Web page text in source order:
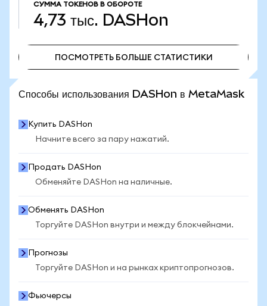
СУММА ТОКЕНОВ В ОБОРОТЕ
4,73 тыс. DASHon
ПОСМОТРЕТЬ БОЛЬШЕ СТАТИСТИКИ
Способы использования DASHon в MetaMask
Купить DASHon
Начните всего за пару нажатий.
Продать DASHon
Обменяйте DASHon на наличные.
Обменять DASHon
Торгуйте DASHon внутри и между блокчейнами.
Прогнозы
Торгуйте DASHon и на рынках криптопрогнозов.
Фьючерсы